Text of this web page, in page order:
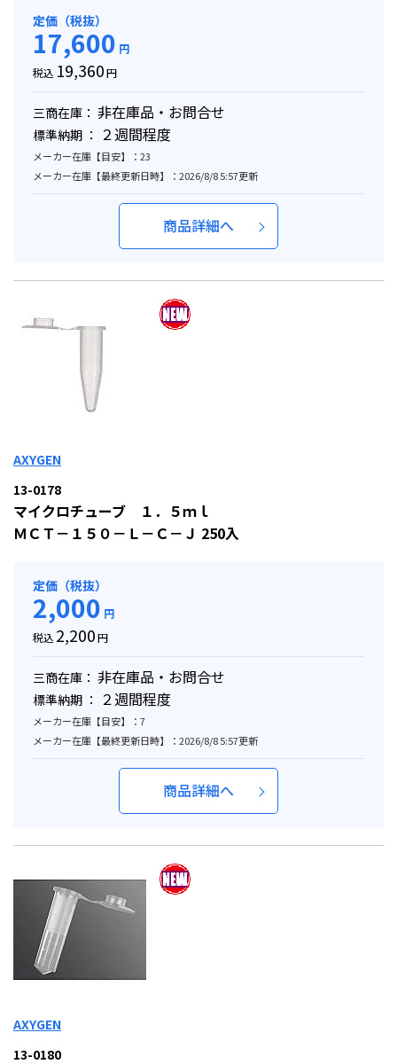
定価（税抜）
17,600 円
税込 19,360円
三商在庫： 非在庫品・お問合せ
標準納期 ： ２週間程度
メーカー在庫【目安】：23
メーカー在庫【最終更新日時】：2026/8/8 5:57更新
商品詳細へ
AXYGEN
13-0178
マイクロチューブ １．５ｍｌ
ＭＣＴ－１５０－Ｌ－Ｃ－Ｊ 250入
定価（税抜）
2,000 円
税込 2,200円
三商在庫： 非在庫品・お問合せ
標準納期 ： ２週間程度
メーカー在庫【目安】：7
メーカー在庫【最終更新日時】：2026/8/8 5:57更新
商品詳細へ
AXYGEN
13-0180